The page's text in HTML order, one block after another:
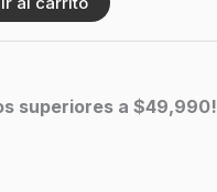
superiores a $49,990!